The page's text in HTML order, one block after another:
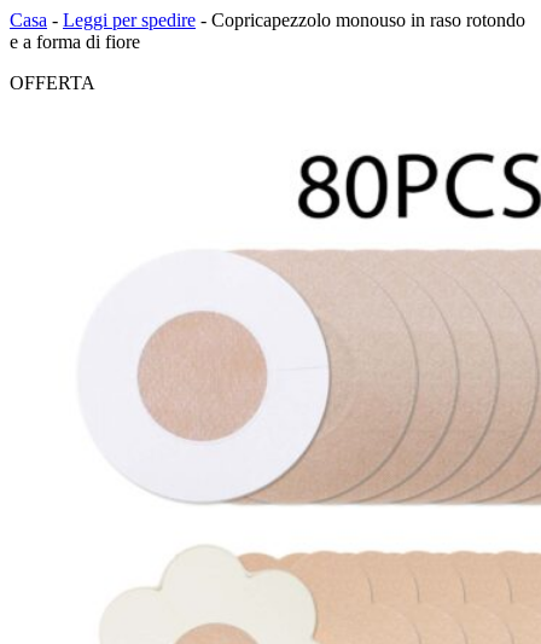
Casa - Leggi per spedire - Copricapezzolo monouso in raso rotondo
e a forma di fiore
OFFERTA